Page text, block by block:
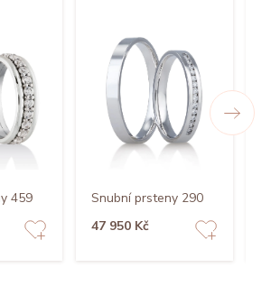
459
Snubní prsteny 290
47 950 Kč